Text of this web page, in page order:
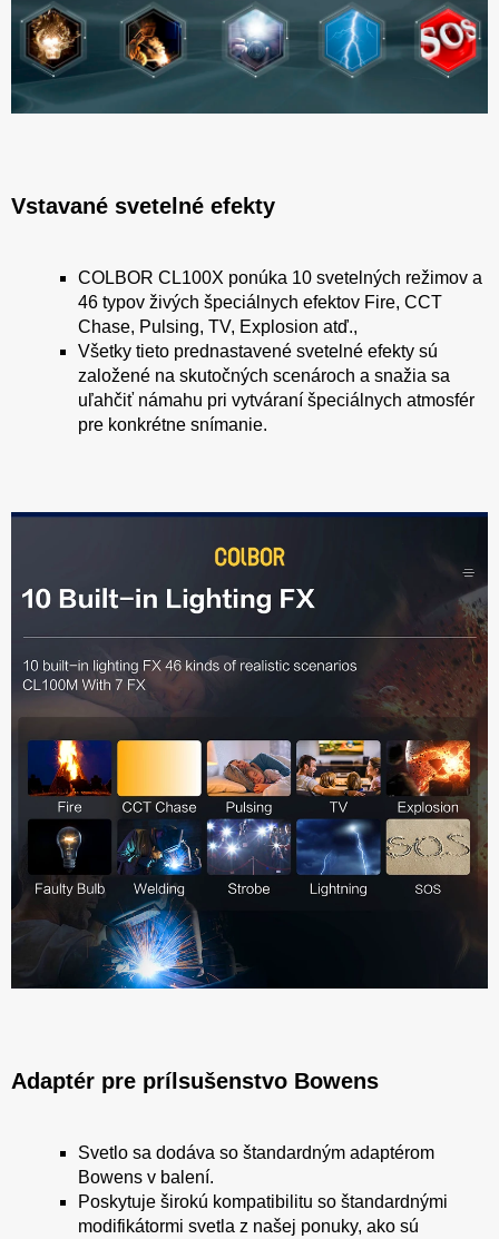
Vstavané svetelné efekty
COLBOR CL100X ponúka 10 svetelných režimov a
46 typov živých špeciálnych efektov Fire, CCT
Chase, Pulsing, TV, Explosion atď.,
Všetky tieto prednastavené svetelné efekty sú
založené na skutočných scenároch a snažia sa
uľahčiť námahu pri vytváraní špeciálnych atmosfér
pre konkrétne snímanie.
Adaptér pre prílsušenstvo Bowens
Svetlo sa dodáva so štandardným adaptérom
Bowens v balení.
Poskytuje širokú kompatibilitu so štandardnými
modifikátormi svetla z našej ponuky, ako sú